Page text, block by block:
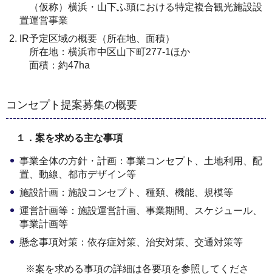
（仮称）横浜・山下ふ頭における特定複合観光施設設
置運営事業
IR予定区域の概要（所在地、面積）
所在地：横浜市中区山下町277-1ほか
面積：約47ha
コンセプト提案募集の概要
１．案を求める主な事項
事業全体の方針・計画：事業コンセプト、土地利用、配
置、動線、都市デザイン等
施設計画：施設コンセプト、種類、機能、規模等
運営計画等：施設運営計画、事業期間、スケジュール、
事業計画等
懸念事項対策：依存症対策、治安対策、交通対策等
※案を求める事項の詳細は各要項を参照してくださ